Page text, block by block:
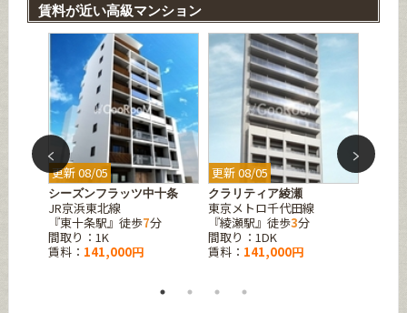
賃料が近い高級マンション
更新 08/05
シーズンフラッツ中十条
JR京浜東北線
『東十条駅』徒歩7分
間取り：1K
賃料： 141,000円
更新 08/05
クラリティア綾瀬
東京メトロ千代田線
『綾瀬駅』徒歩3分
間取り：1DK
賃料： 141,000円